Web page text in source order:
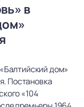
в
дом»
Постановка
«104